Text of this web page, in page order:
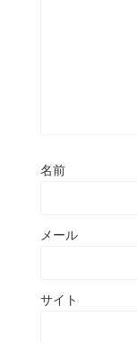
名前
メール
サイト